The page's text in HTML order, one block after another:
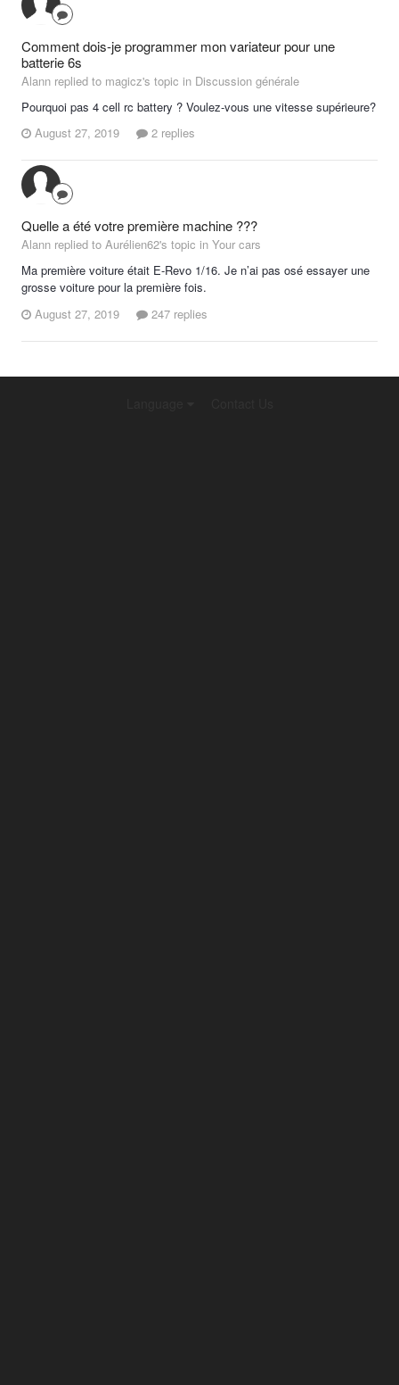
Comment dois-je programmer mon variateur pour une
batterie 6s
Alann replied to magicz's topic in Discussion générale
Pourquoi pas 4 cell rc battery ? Voulez-vous une vitesse supérieure?
August 27, 2019
2 replies
Quelle a été votre première machine ???
Alann replied to Aurélien62's topic in Your cars
Ma première voiture était E-Revo 1/16. Je n’ai pas osé essayer une
grosse voiture pour la première fois.
August 27, 2019
247 replies